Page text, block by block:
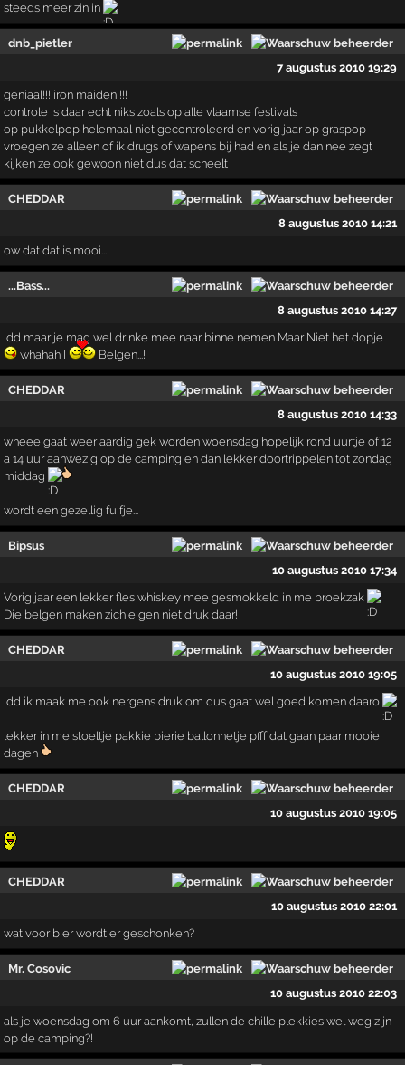
steeds meer zin in
dnb_pietler
7 augustus 2010 19:29
geniaal!!! iron maiden!!!!
controle is daar echt niks zoals op alle vlaamse festivals
op pukkelpop helemaal niet gecontroleerd en vorig jaar op graspop
vroegen ze alleen of ik drugs of wapens bij had en als je dan nee zegt
kijken ze ook gewoon niet dus dat scheelt
CHEDDAR
8 augustus 2010 14:21
ow dat dat is mooi...
...Bass...
8 augustus 2010 14:27
Idd maar je mag wel drinke mee naar binne nemen Maar Niet het dopje
whahah I
Belgen...!
CHEDDAR
8 augustus 2010 14:33
wheee gaat weer aardig gek worden woensdag hopelijk rond uurtje of 12
a 14 uur aanwezig op de camping en dan lekker doortrippelen tot zondag
middag
wordt een gezellig fuifje...
Bipsus
10 augustus 2010 17:34
Vorig jaar een lekker fles whiskey mee gesmokkeld in me broekzak
Die belgen maken zich eigen niet druk daar!
CHEDDAR
10 augustus 2010 19:05
idd ik maak me ook nergens druk om dus gaat wel goed komen daaro
lekker in me stoeltje pakkie bierie ballonnetje pfff dat gaan paar mooie
dagen
CHEDDAR
10 augustus 2010 19:05
CHEDDAR
10 augustus 2010 22:01
wat voor bier wordt er geschonken?
Mr. Cosovic
10 augustus 2010 22:03
als je woensdag om 6 uur aankomt, zullen de chille plekkies wel weg zijn
op de camping?!